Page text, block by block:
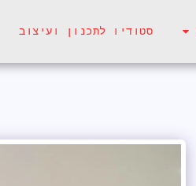
סטודיו לתכנון ועיצוב